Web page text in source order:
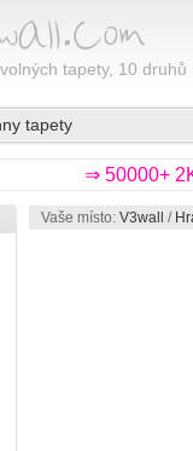
volných tapety, 10 druhů
tapety
⇒ 50000+
Vaše místo: V3wall /